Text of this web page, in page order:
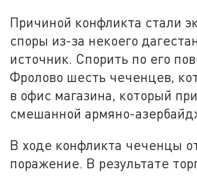
Причиной конфликта стали
споры из-за некоего
источник. Спорить по его
Фролово шесть чеченцев,
в офис магазина, который
смешанной армяно-
В ходе конфликта чеченцы
поражение. В результате